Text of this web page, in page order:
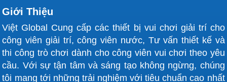
Giới Thiệu
Việt Global Cung cấp các thiết bị vui chơi giải trí cho
công viên giải trí, công viên nước, Tư vấn thiết kế và
thi công trò chơi dành cho công viên vui chơi theo yêu
cầu. Với sự tận tâm và sáng tạo không ngừng, chúng
tôi mang tới những trải nghiệm với tiêu chuẩn cao nhất